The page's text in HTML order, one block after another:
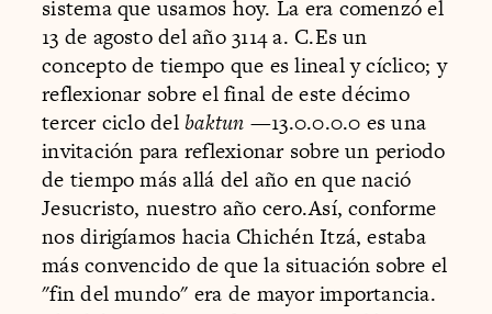
sistema que usamos hoy. La era comenzó el
13 de agosto del año 3114 a. C.Es un
concepto de tiempo que es lineal y cíclico; y
reflexionar sobre el final de este décimo
tercer ciclo delbaktun —13.0.0.0.0 es una
invitación para reflexionar sobre un periodo
de tiempo más allá del año en que nació
Jesucristo, nuestro año cero.Así, conforme
nos dirigíamos hacia Chichén Itzá, estaba
más convencido de que la situación sobre el
"fin del mundo" era de mayor importancia.